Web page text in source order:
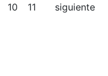
10 11 siguiente